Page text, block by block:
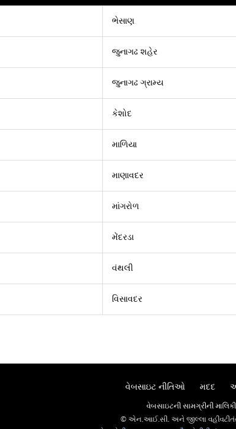
ભેસાણ
જુનાગઢ શહેર
જુનાગઢ ગ્રામ્ય
કેશોદ
માળિયા
માણાવદર
માંગરોળ
મેંદરડા
વંથલી
વિસાવદર
વેબસાઇટ નીતિઓ મદદ
વેબસાઇટની સામગ્રીની
© એન.આઈ.સી. અને જીલ્લા